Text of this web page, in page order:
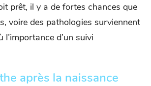
prêt, il y a de fortes chances que
voire des pathologies surviennent
l’importance d’un suivi
après la naissance